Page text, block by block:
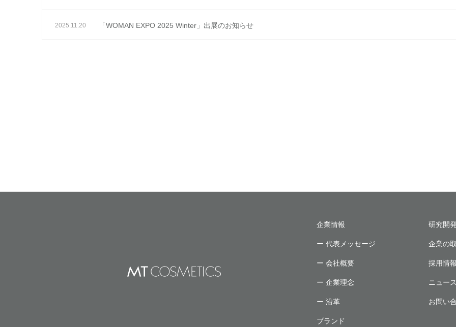
2025.11.20 「WOMAN EXPO 2025 Winter」出展のお知らせ
企業情報
ー 代表メッセージ
ー 会社概要
ー 企業理念
ー 沿革
ブランド
研究開発
企業の
採用情報
ニュース
お問い